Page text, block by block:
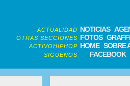
ACTUALIDAD NOTICIAS
OTRAS SECCIONES FOTOS
ACTIVOHIPHOP HOME SOBRE
SIGUENOS FACEBOOK